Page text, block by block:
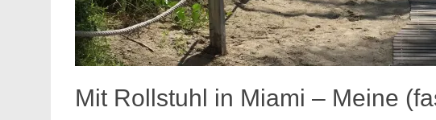
Mit Rollstuhl in Miami – Meine